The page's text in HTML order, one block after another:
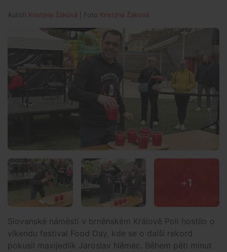
Autoři Kristýna Žáková | Foto Kristýna Žáková
+1
Slovanské náměstí v brněnském Králově Poli hostilo o
víkendu festival Food Day, kde se o další rekord
pokusil maxijedlík Jaroslav Němec. Během pěti minut